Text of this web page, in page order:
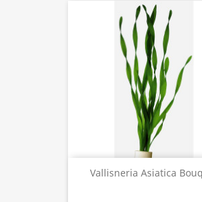
Vallisneria Asiatica